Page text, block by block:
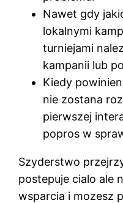
Nawet gdy
lokalnymi
turniejami
kampanii lub
Kiedy
nie zostana
pierwszej
popros w
Szyderstwo
postepuje cialo ale
wsparcia i mozesz